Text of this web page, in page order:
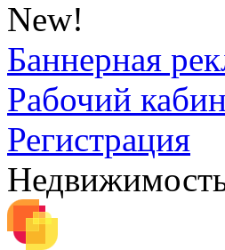
New!
Баннерная
Рабочий
Регистрация